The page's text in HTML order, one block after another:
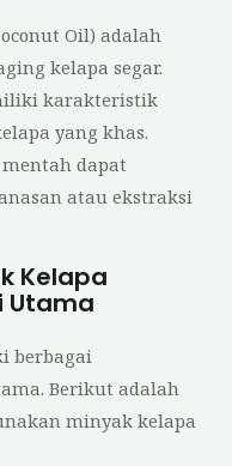
Oil) adalah
kelapa segar.
karakteristik
yang khas.
dapat
atau ekstraksi
Kelapa
Utama
berbagai
Berikut adalah
minyak kelapa